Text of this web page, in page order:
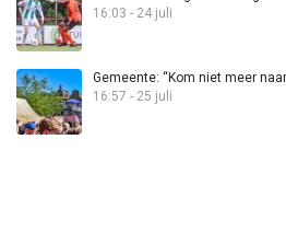
16:03 - 24 juli
Gemeente: “Kom niet meer
16:57 - 25 juli